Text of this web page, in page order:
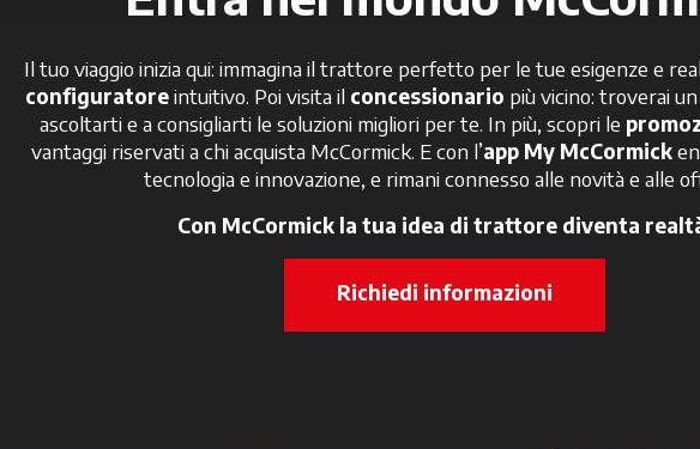
Il tuo viaggio inizia qui: immagina il trattore perfetto per le tue esigenze e
configuratoreintuitivo. Poi visita il concessionario più vicino: troverai
ascoltarti e a consigliarti le soluzioni migliori per te. In più, scopri le
vantaggi riservati a chi acquista McCormick. E con l’app My McCormick
tecnologia e innovazione, e rimani connesso alle novità e alle
Con McCormick la tua idea di trattore diventa
Richiedi informazioni